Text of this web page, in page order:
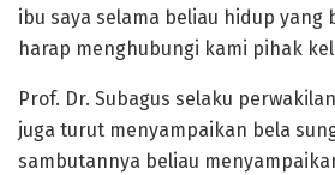
ibu saya selama beliau hidup yang
harap menghubungi kami pihak
Prof. Dr. Subagus selaku
juga turut menyampaikan bela
sambutannya beliau